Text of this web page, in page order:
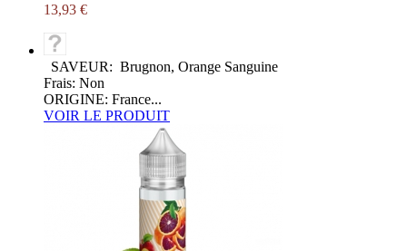
13,93 €
SAVEUR: Brugnon, Orange Sanguine
Frais: Non
ORIGINE: France...
VOIR LE PRODUIT